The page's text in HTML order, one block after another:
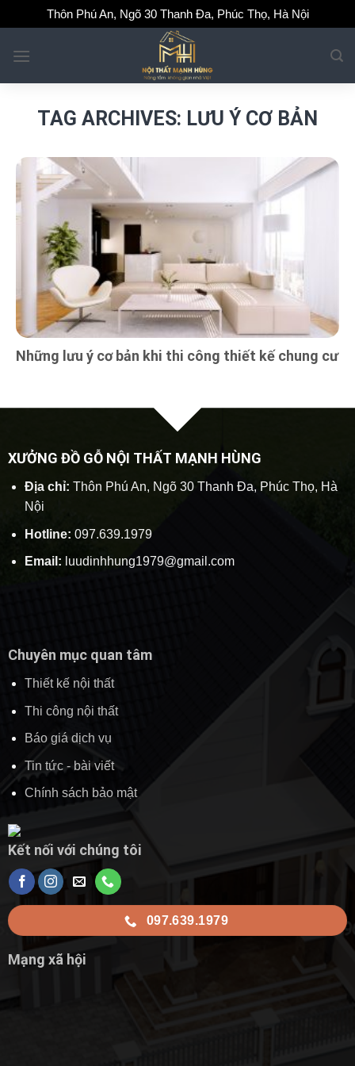
to
content
Thôn Phú An, Ngõ 30 Thanh Đa, Phúc Thọ, Hà Nội
TAG ARCHIVES: LƯU Ý CƠ BẢN
Những lưu ý cơ bản khi thi công thiết kế chung cư
XƯỞNG ĐỒ GỖ NỘI THẤT MẠNH HÙNG
Địa chỉ: Thôn Phú An, Ngõ 30 Thanh Đa, Phúc Thọ, Hà
Nội
Hotline: 097.639.1979
Email: luudinhhung1979@gmail.com
Chuyên mục quan tâm
Thiết kế nội thất
Thi công nội thất
Báo giá dịch vụ
Tin tức - bài viết
Chính sách bảo mật
Kết nối với chúng tôi
097.639.1979
Mạng xã hội